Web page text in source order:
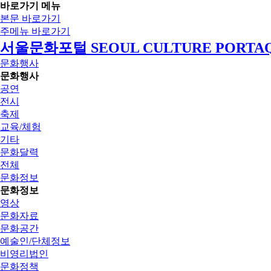
바로가기 메뉴
본문 바로가기
주메뉴 바로가기
서울문화포털 SEOUL CULTURE
문화행사
문화행사
공연
전시
축제
교육/체험
기타
문화달력
전체
문화정보
문화정보
영상
문화자료
문화공간
예술인/단체정보
비영리법인
문화정책